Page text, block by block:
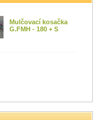
Mulčovací kosačka
G.FMH - 180 + S